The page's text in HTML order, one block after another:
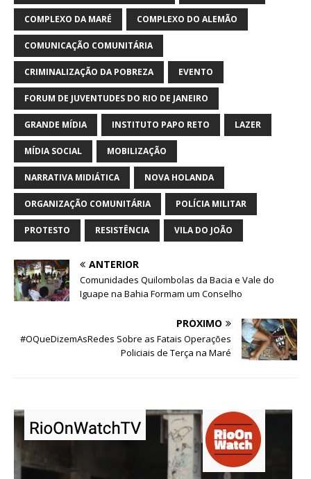
COMPLEXO DA MARÉ COMPLEXO DO ALEMÃO
COMUNICAÇÃO COMUNITÁRIA
CRIMINALIZAÇÃO DA POBREZA EVENTO
FORUM DE JUVENTUDES DO RIO DE JANEIRO
GRANDE MÍDIA INSTITUTO PAPO RETO LAZER
MÍDIA SOCIAL MOBILIZAÇÃO
NARRATIVA MIDIÁTICA NOVA HOLANDA
ORGANIZAÇÃO COMUNITÁRIA POLÍCIA MILITAR
PROTESTO RESISTÊNCIA VILA DO JOÃO
ANTERIOR
Comunidades Quilombolas da Bacia e Vale do
Iguape na Bahia Formam um Conselho
PRÓXIMO
#OQueDizemAsRedes Sobre as Fatais Operações
Policiais de Terça na Maré